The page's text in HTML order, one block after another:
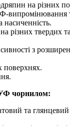
на різних
випромінювання
насиченність.
різних твердих
з
поверхнях.
чорнилом:
та